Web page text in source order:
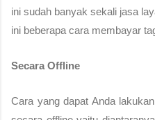
ini sudah banyak sekali jasa
ini beberapa cara membayar
Secara Offline
Cara yang dapat Anda